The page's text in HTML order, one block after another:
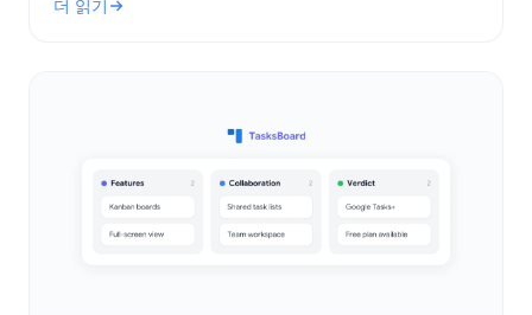
립니다.
더 읽기
: 2026년 최고의 Google Forms 대안 (무료 및 유료 옵션 비교)